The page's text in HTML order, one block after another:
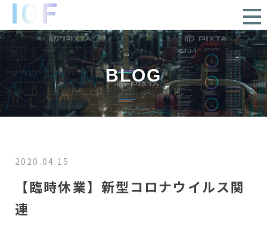
BLOG
2020.04.15
【臨時休業】新型コロナウイルス関
連